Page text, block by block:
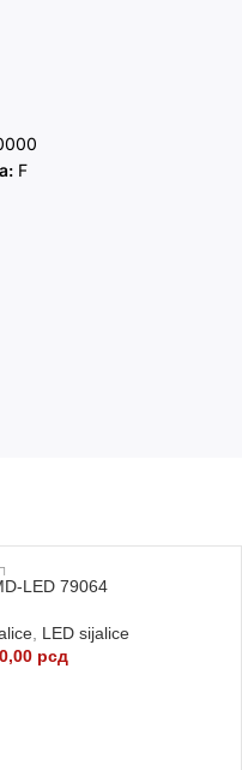
F
LED 79064
LED sijalice
рсд